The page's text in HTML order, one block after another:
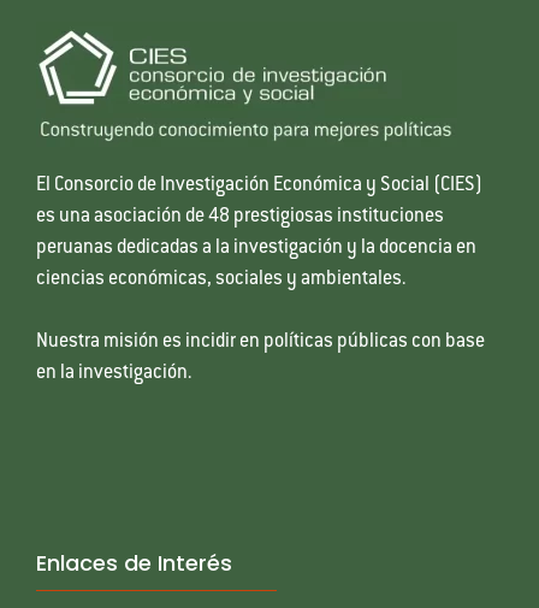
El Consorcio de Investigación Económica y Social (CIES)
es una asociación de 48 prestigiosas instituciones
peruanas dedicadas a la investigación y la docencia en
ciencias económicas, sociales y ambientales.
Nuestra misión es incidir en políticas públicas con base
en la investigación.
Enlaces de Interés